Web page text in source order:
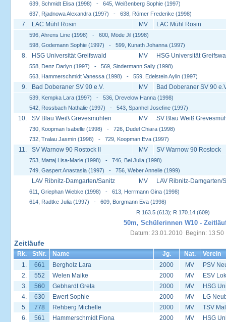
639, Schmidt Elisa (1998) - 645, Weißenberg Sophie (1997)
637, Rjadnowa Alexandra (1997) - 638, Römer Frederike (1998)
7. LAC Mühl Rosin MV LAC Mühl Rosin
596, Ahrens Line (1998) - 600, Möde Jil (1998)
598, Godemann Sophie (1997) - 599, Kunath Johanna (1997)
8. HSG Universität Greifswald MV HSG Universität
558, Denz Darlyn (1997) - 569, Sindermann Sally (1998)
563, Hammerschmidt Vanessa (1998) - 559, Edelstein Aylin (1997)
9. Bad Doberaner SV 90 e.V. MV Bad Doberaner SV 90
539, Kempka Lara (1997) - 536, Drevelow Hanna (1998)
542, Rossbach Nathalie (1997) - 543, Spanhel Josefine (1997)
10. SV Blau Weiß Grevesmühlen MV SV Blau Weiß
730, Koopman Isabelle (1998) - 726, Dudel Chiara (1998)
732, Tralau Jasmin (1998) - 729, Koopman Eva (1997)
11. SV Warnow 90 Rostock II MV SV Warnow 90 Rostock
753, Mattaj Lisa-Marie (1998) - 746, Bei Julia (1998)
749, Gaspert Anastasia (1997) - 756, Weber Annelie (1999)
LAV Ribnitz-Damgarten/Sanitz MV LAV Ribnitz-Damgarten/
611, Griephan Wiebke (1998) - 613, Herrmann Gina (1998)
614, Radtke Julia (1997) - 609, Borgmann Eva (1998)
R 163.5 (613); R 170.14 (609)
50m, Schülerinnen W10 -
Datum: 23.01.2010 Beginn: 13:50
Zeitläufe
Rk. StNr. Name Jg. Nat.
Verein
1.
661 Bergholz Lara 2000 MV
PSV
2.
552 Welen Maike 2000 MV
ESV
3.
560 Gebhardt Greta 2000 MV
HSG
4.
630 Ewert Sophie 2000 MV
LG
5.
778 Rehberg Michelle 2000 MV
TSV
6.
561 Hammerschmidt Fiona 2000 MV HSG